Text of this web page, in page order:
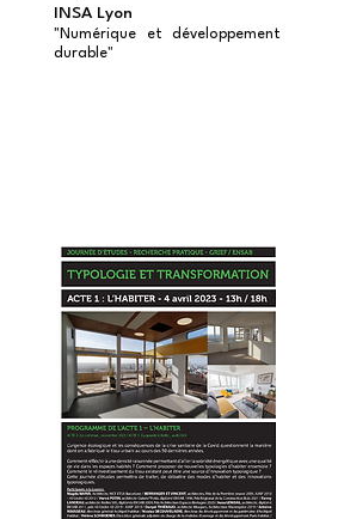
INSA Lyon
"Numérique et développement
durable"